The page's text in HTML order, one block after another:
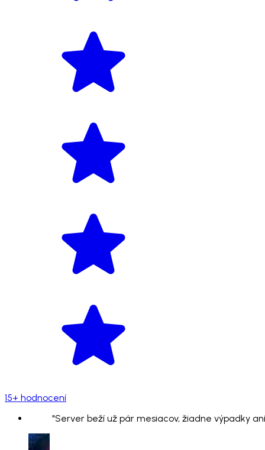
15+ hodnocení
"Server beží už pár mesiacov, žiadne výpadky